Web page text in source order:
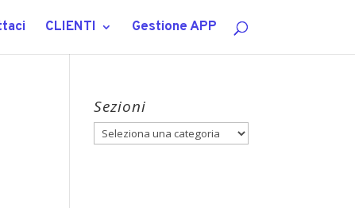
CLIENTI Gestione APP
Sezioni
Sezioni